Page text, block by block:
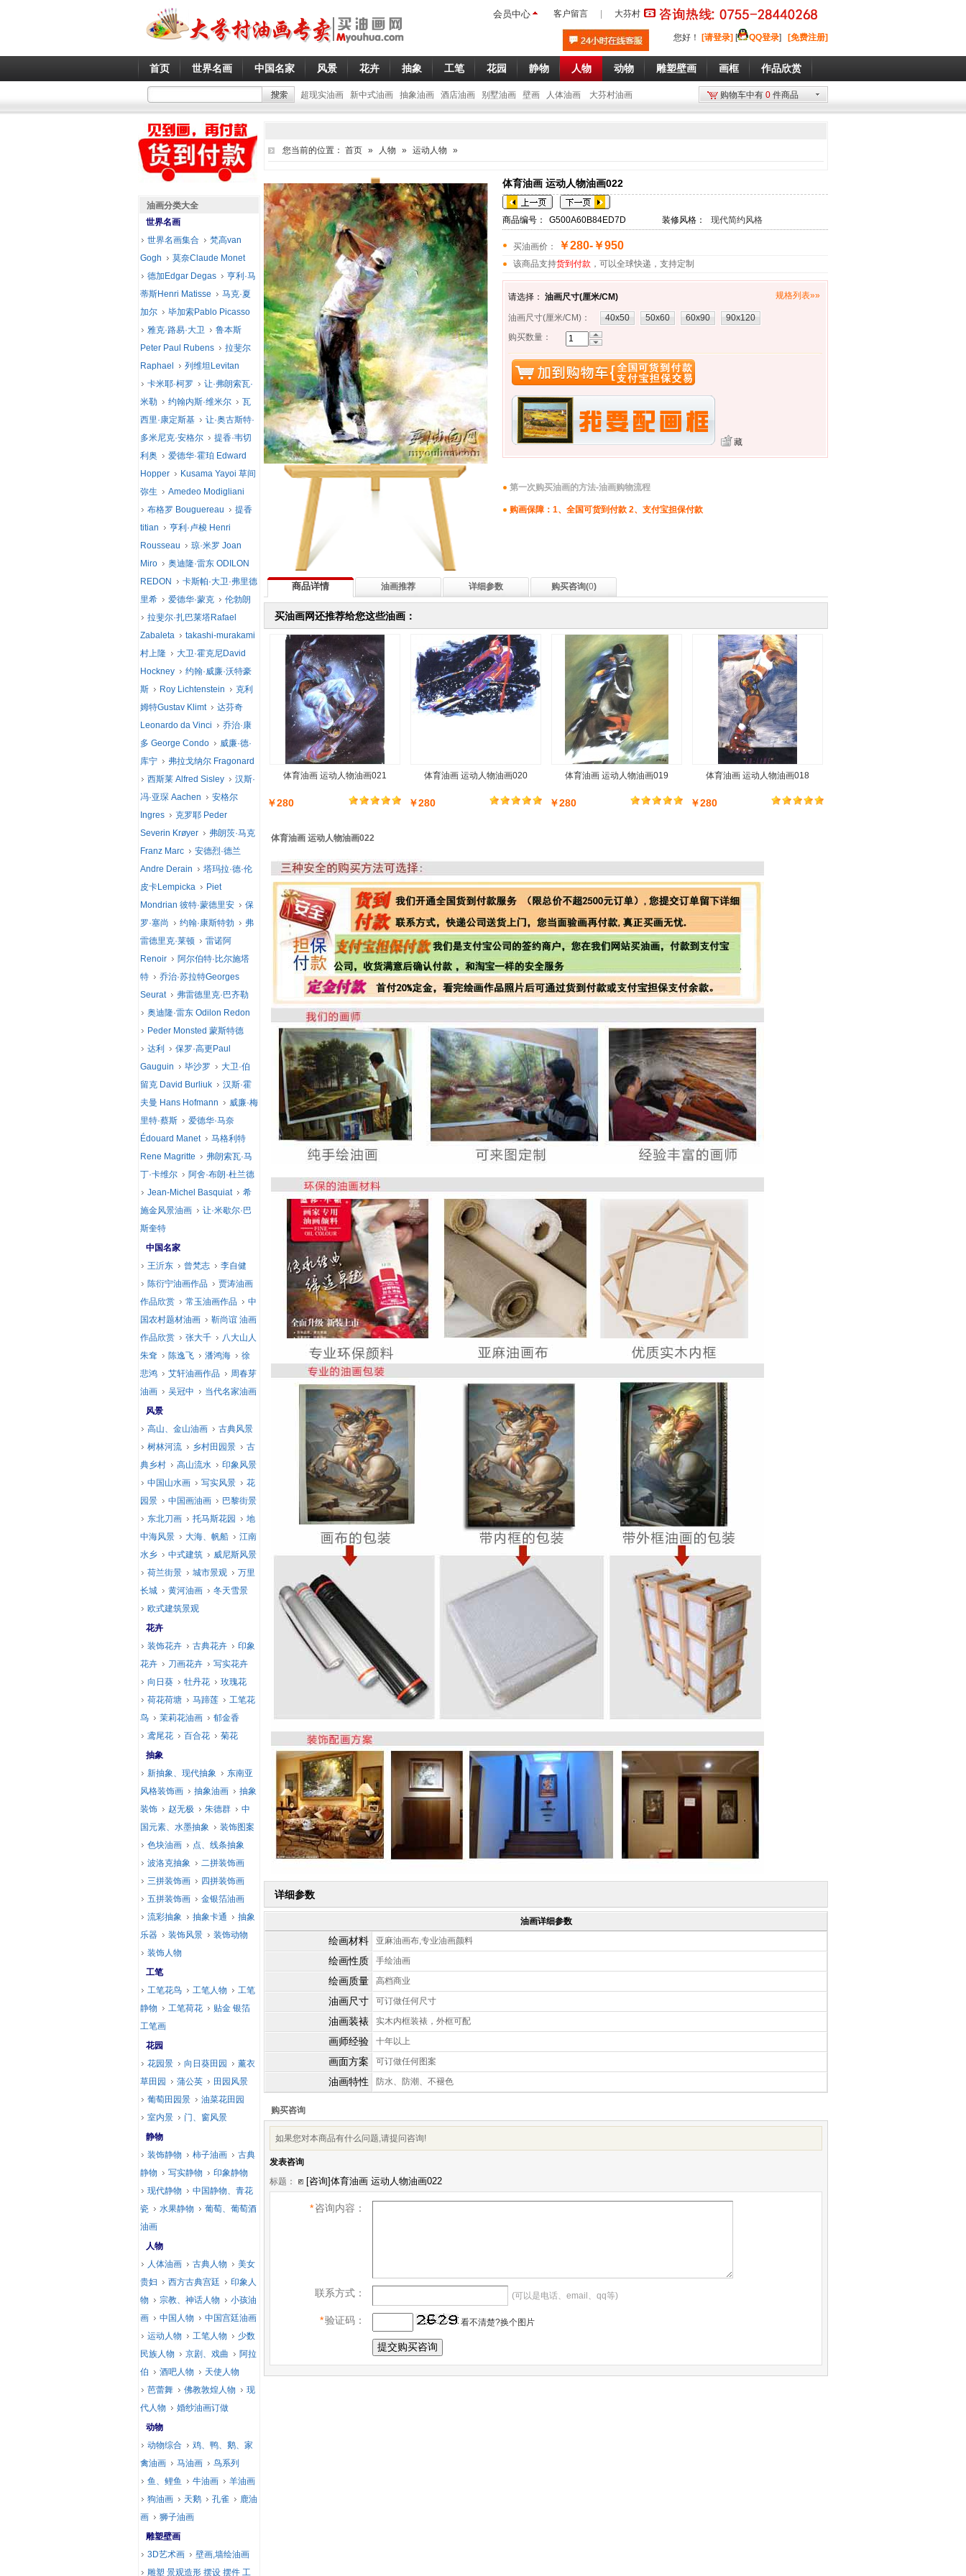
会员中心 客户留言 大芬村
您好 ！ [请登录] [ QQ登录] [免费注册]
首页 世界名画 中国名家 风景 花卉 抽象 工笔 花园 静物 人物 动物 雕塑壁画 画框 作品欣赏
超现实油画 新中式油画 抽象油画 酒店油画 别墅油画 壁画 人体油画 大芬村油画 购物车中有 0 件商品
您当前的位置： 首页 » 人物 » 运动人物 »
体育油画 运动人物油画022
商品编号： G500A60B84ED7D 装修风格： 现代简约风格
买油画价： ￥280-￥950
该商品支持货到付款 ，可以全球快递，支持定制
请选择： 油画尺寸(厘米/CM) 规格列表»»
油画尺寸(厘米/CM) ： 40x50 50x60 60x90
90x120
购买数量：
藏
第一次购买油画的方法-油画购物流程
购画保障：1、全国可货到付款 2、支付宝担保付款
商品详情 油画推荐 详细参数 购买咨询(0)
买油画网还推荐给您这些油画：
体育油画 运动人物油画021
￥280
体育油画 运动人物油画020
￥280
体育油画 运动人物油画019
￥280
体育油画 运动人物油画018
￥280
体育油画 运动人物油画022
详细参数
油画详细参数
绘画材料 亚麻油画布,专业油画颜料
绘画性质 手绘油画
绘画质量 高档商业
油画尺寸 可订做任何尺寸
油画装裱 实木内框装裱，外框可配
画师经验 十年以上
画面方案 可订做任何图案
油画特性 防水、防潮、不褪色
购买咨询
如果您对本商品有什么问题,请提问咨询!
发表咨询
标题：
*咨询内容：
联系方式： (可以是电话、email、qq等)
*验证码： 看不清楚?换个图片
油画分类大全
世界名画
世界名画集合
梵高van
Gogh
莫奈Claude Monet
德加Edgar Degas
亨利·马
蒂斯Henri Matisse
马克·夏
加尔
毕加索Pablo Picasso
雅克·路易·大卫
鲁本斯
Peter Paul Rubens
拉斐尔
Raphael
列维坦Levitan
卡米耶·柯罗
让·弗朗索瓦·
米勒
约翰内斯·维米尔
瓦
西里·康定斯基
让·奥古斯特·
多米尼克·安格尔
提香·韦切
利奥
爱德华·霍珀 Edward
Hopper
Kusama Yayoi 草间
弥生
Amedeo Modigliani
布格罗 Bouguereau
提香
titian
亨利·卢梭 Henri
Rousseau
琼·米罗 Joan
Miro
奥迪隆·雷东 ODILON
REDON
卡斯帕·大卫·弗里德
里希
爱德华·蒙克
伦勃朗
拉斐尔·扎巴莱塔Rafael
Zabaleta
takashi-murakami
村上隆
大卫·霍克尼David
Hockney
约翰·威廉·沃特豪
斯
Roy Lichtenstein
克利
姆特Gustav Klimt
达芬奇
Leonardo da Vinci
乔治·康
多 George Condo
威廉·德·
库宁
弗拉戈纳尔 Fragonard
西斯莱 Alfred Sisley
汉斯·
冯·亚琛 Aachen
安格尔
Ingres
克罗耶 Peder
Severin Krøyer
弗朗茨·马克
Franz Marc
安德烈·德兰
Andre Derain
塔玛拉·德·伦
皮卡Lempicka
Piet
Mondrian 彼特·蒙德里安
保
罗·塞尚
约翰·康斯特勃
弗
雷德里克·莱顿
雷诺阿
Renoir
阿尔伯特·比尔施塔
特
乔治·苏拉特Georges
Seurat
弗雷德里克·巴齐勒
奥迪隆·雷东 Odilon Redon
Peder Monsted 蒙斯特德
达利
保罗·高更Paul
Gauguin
毕沙罗
大卫·伯
留克 David Burliuk
汉斯·霍
夫曼 Hans Hofmann
威廉·梅
里特·蔡斯
爱德华·马奈
Édouard Manet
马格利特
Rene Magritte
弗朗索瓦·马
丁·卡维尔
阿舍·布朗·杜兰德
Jean-Michel Basquiat
希
施金风景油画
让·米歇尔·巴
斯奎特
中国名家
王沂东
曾梵志
李自健
陈衍宁油画作品
贾涛油画
作品欣赏
常玉油画作品
中
国农村题材油画
靳尚谊 油画
作品欣赏
张大千
八大山人
朱耷
陈逸飞 潘鸿海
徐
悲鸿
艾轩油画作品
周春芽
油画
吴冠中
当代名家油画
风景
高山、金山油画
古典风景
树林河流
乡村田园景
古
典乡村
高山流水
印象风景
中国山水画
写实风景
花
园景
中国画油画
巴黎街景
东北刀画
托马斯花园
地
中海风景
大海、帆船
江南
水乡
中式建筑
威尼斯风景
荷兰街景
城市景观
万里
长城
黄河油画
冬天雪景
欧式建筑景观
花卉
装饰花卉
古典花卉
印象
花卉
刀画花卉
写实花卉
向日葵
牡丹花
玫瑰花
荷花荷塘
马蹄莲
工笔花
鸟
茉莉花油画
郁金香
鸢尾花
百合花
菊花
抽象
新抽象、现代抽象
东南亚
风格装饰画
抽象油画
抽象
装饰
赵无极 朱德群
中
国元素、水墨抽象
装饰图案
色块油画
点、线条抽象
波洛克抽象
二拼装饰画
三拼装饰画
四拼装饰画
五拼装饰画
金银箔油画
流彩抽象
抽象卡通
抽象
乐器
装饰风景
装饰动物
装饰人物
工笔
工笔花鸟
工笔人物
工笔
静物
工笔荷花
贴金 银箔
工笔画
花园
花园景
向日葵田园
薰衣
草田园
蒲公英
田园风景
葡萄田园景
油菜花田园
室内景
门、窗风景
静物
装饰静物
柿子油画
古典
静物
写实静物
印象静物
现代静物
中国静物、青花
瓷
水果静物
葡萄、葡萄酒
油画
人物
人体油画
古典人物
美女
贵妇
西方古典宫廷
印象人
物
宗教、神话人物
小孩油
画
中国人物
中国宫廷油画
运动人物
工笔人物
少数
民族人物
京剧、戏曲
阿拉
伯
酒吧人物
天使人物
芭蕾舞
佛教敦煌人物
现
代人物
婚纱油画订做
动物
动物综合
鸡、鸭、鹅、家
禽油画
马油画
鸟系列
鱼、鲤鱼
牛油画
羊油画
狗油画
天鹅 孔雀
鹿油
画
狮子油画
雕塑壁画
3D艺术画
壁画,墙绘油画
雕塑 景观造形 摆设 摆件 工